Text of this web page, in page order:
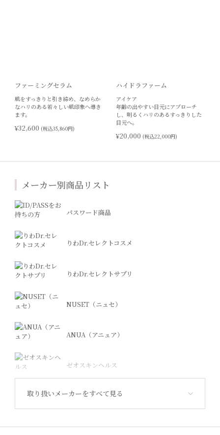
ファーミングセラム
肌をすっきりと引き締め、なめらか
なハリのある若々しい肌印象へ導き
ます。
¥32,600 (税込35,860円)
ハイドラファーム
アイケア
年齢の出やすい目元にアプローチ
し、明るくハリのあるすっきりした
目元へ。
¥20,000 (税込22,000円)
メーカー別商品リスト
パスワード商品
りわDr.セレクトコスメ
りわDr.セレクトサプリ
NUSET（ニュセ）
ANUA（アニュア）
ゼオスキンヘルス
Revision Skincare（リビジョン）
ジャンマリーニ
取り扱いメーカーをすべて見る